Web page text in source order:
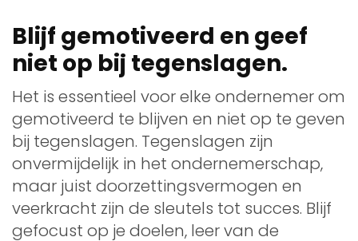
Blijf gemotiveerd en geef
niet op bij tegenslagen.
Het is essentieel voor elke ondernemer om
gemotiveerd te blijven en niet op te geven
bij tegenslagen. Tegenslagen zijn
onvermijdelijk in het ondernemerschap,
maar juist doorzettingsvermogen en
veerkracht zijn de sleutels tot succes. Blijf
gefocust op je doelen, leer van de